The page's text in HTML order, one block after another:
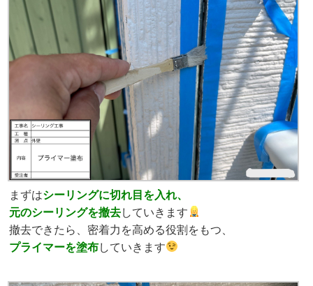
まずはシーリングに切れ目を入れ、
元のシーリングを撤去していきます
撤去できたら、密着力を高める役割をもつ、
プライマーを塗布していきます